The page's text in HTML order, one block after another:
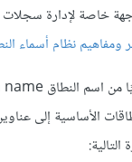
نظام أسماء